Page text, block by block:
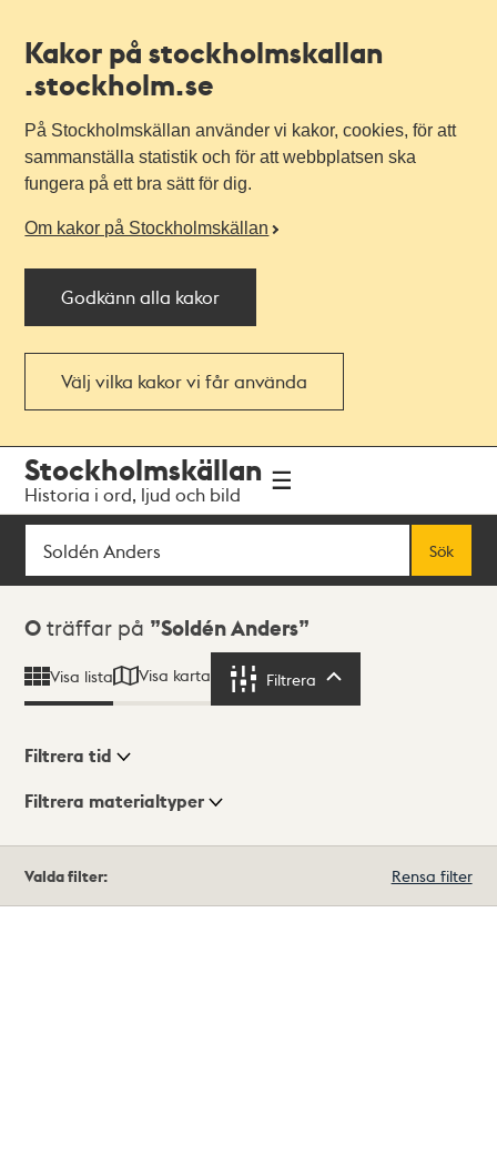
Kakor på stockholmskallan
.stockholm.se
På Stockholmskällan använder vi kakor, cookies, för att
sammanställa statistik och för att webbplatsen ska
fungera på ett bra sätt för dig.
Om kakor på Stockholmskällan
Godkänn alla kakor
Välj vilka kakor vi får använda
navigationen
huvudinnehållet
Stockholmskällan
Historia i ord, ljud och bild
Sök
Sök
Sökresultat
0 träffar på Soldén Anders
Visa lista Visa karta Filtrera
Visningsläge
Filtrera tid
Filtrera materialtyper
träffar
Valda filter: Rensa filter